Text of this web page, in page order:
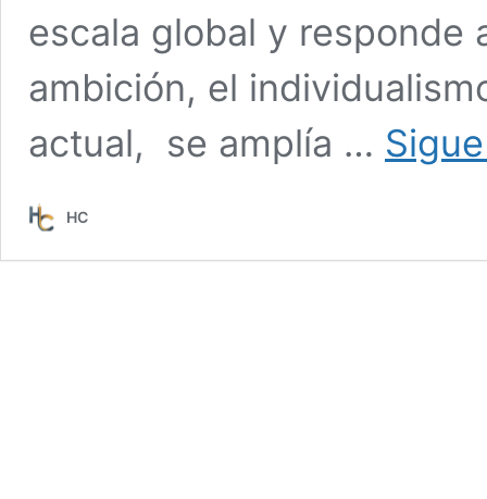
escala global y responde
ambición, el
actual, se amplía …
HC